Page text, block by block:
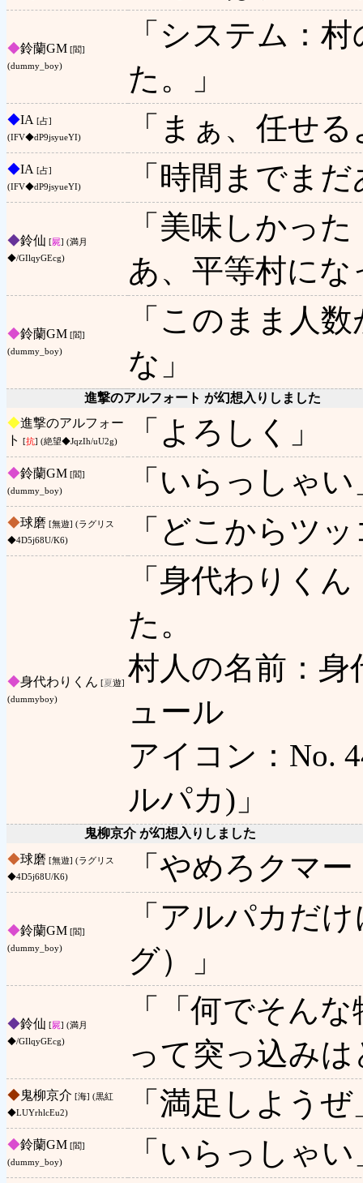
◆鈴蘭GM [閻]
(dummy_boy)
「システム：
た。」
◆IA [占]
(IFV◆dP9jsyueYI)
「まぁ、任せ
◆IA [占]
(IFV◆dP9jsyueYI)
「時間までま
◆鈴仙 [屍] (満月
◆/GIlqyGEcg)
「美味しかっ
あ、平等村に
◆鈴蘭GM [閻]
(dummy_boy)
「このまま人
な」
進撃のアルフォート が幻想入りしました
◆進撃のアルフォー
ト
[抗] (絶望◆JqzIh/uU2g) 「よろしく」
◆鈴蘭GM [閻]
(dummy_boy)
「いらっしゃい
◆球磨 [無遊] (ラグリス
◆4D5j68U/K6)
「どこからツ
◆身代わりくん [夏遊]
(dummyboy)
「身代わりく
た。
村人の名前：
ュール
アイコン：No.
ルパカ)」
鬼柳京介 が幻想入りしました
◆球磨 [無遊] (ラグリス
◆4D5j68U/K6)
「やめろクマ
◆鈴蘭GM [閻]
(dummy_boy)
「アルパカだ
グ）」
◆鈴仙 [屍] (満月
◆/GIlqyGEcg)
「「何でそん
って突っ込み
◆鬼柳京介 [海] (黒紅
◆LUYrhlcEu2)
「満足しようぜ
◆鈴蘭GM [閻]
(dummy_boy)
「いらっしゃい